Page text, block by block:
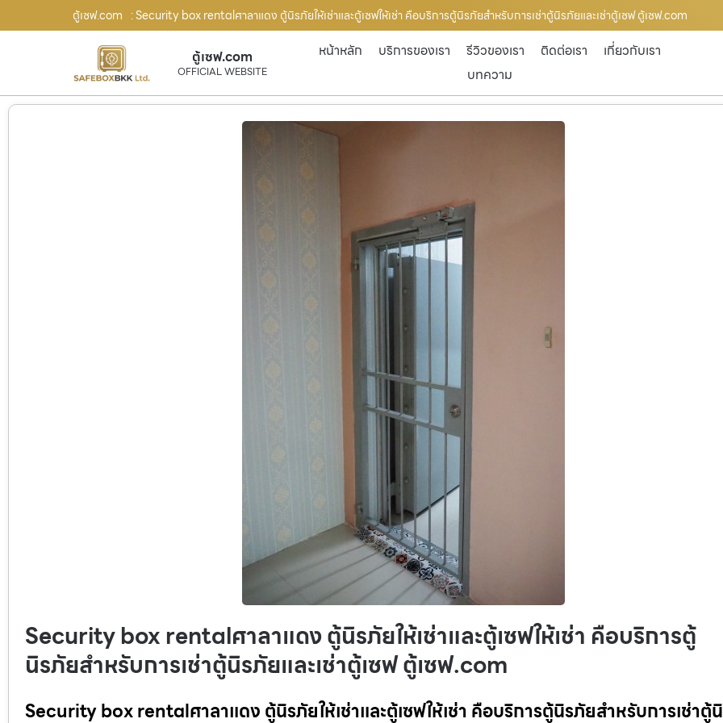
ตู้เซฟ.com : Security box rentalศาลาแดง ตู้นิรภัยให้เช่าและตู้เซฟให้เช่า คือบริการตู้นิรภัยสำหรับการเช่าตู้นิรภัยและเช่าตู้เซฟ ตู้เซฟ.com
ตู้เซฟ.com
OFFICIAL WEBSITE
หน้าหลัก บริการของเรา รีวิวของเรา ติดต่อเรา
เกี่ยวกับเรา
บทความ
Security box rentalศาลาแดง ตู้นิรภัยให้เช่าและตู้เซฟให้เช่า คือบริการตู้
นิรภัยสำหรับการเช่าตู้นิรภัยและเช่าตู้เซฟ ตู้เซฟ.com
Security box rentalศาลาแดง ตู้นิรภัยให้เช่าและตู้เซฟให้เช่า คือบริการตู้นิรภัยสำหรับการเช่าตู้